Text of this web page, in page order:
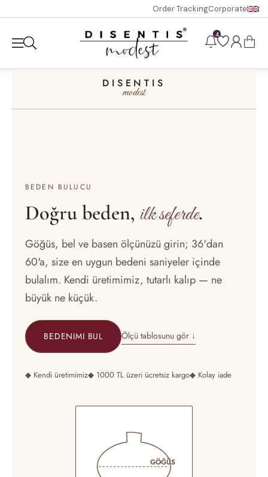
Order TrackingCorporate
4
DISENTIS
modest
BEDEN BULUCU
Doğru beden,ilk seferde.
Göğüs, bel ve basen ölçünüzü girin; 36'dan
60'a, size en uygun bedeni saniyeler içinde
bulalım. Kendi üretimimiz, tutarlı kalıp — ne
büyük ne küçük.
BEDENIMI BUL Ölçü tablosunu gör ↓
◆ Kendi üretimimiz◆ 1000 TL üzeri ücretsiz kargo◆ Kolay iade
GÖĞÜS